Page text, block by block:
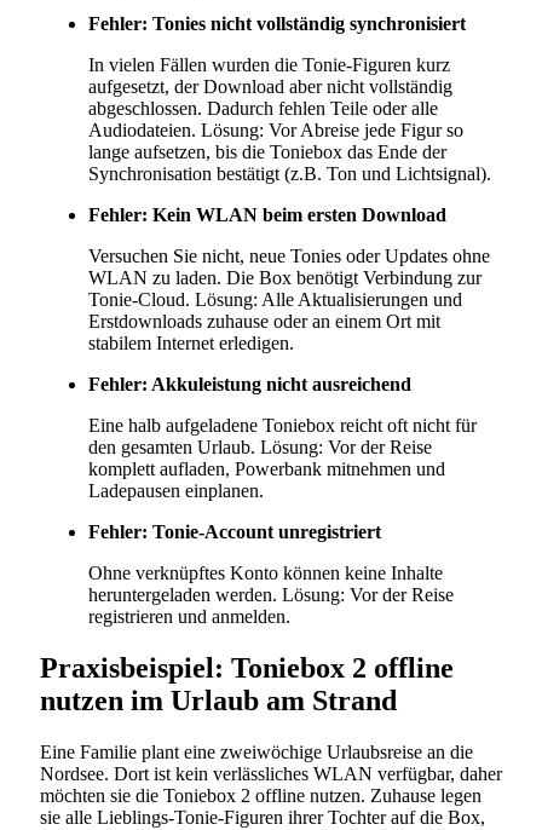
Fehler: Tonies nicht vollständig synchronisiert
In vielen Fällen wurden die Tonie-Figuren kurz
aufgesetzt, der Download aber nicht vollständig
abgeschlossen. Dadurch fehlen Teile oder alle
Audiodateien. Lösung: Vor Abreise jede Figur so
lange aufsetzen, bis die Toniebox das Ende der
Synchronisation bestätigt (z.B. Ton und Lichtsignal).
Fehler: Kein WLAN beim ersten Download
Versuchen Sie nicht, neue Tonies oder Updates ohne
WLAN zu laden. Die Box benötigt Verbindung zur
Tonie-Cloud. Lösung: Alle Aktualisierungen und
Erstdownloads zuhause oder an einem Ort mit
stabilem Internet erledigen.
Fehler: Akkuleistung nicht ausreichend
Eine halb aufgeladene Toniebox reicht oft nicht für
den gesamten Urlaub. Lösung: Vor der Reise
komplett aufladen, Powerbank mitnehmen und
Ladepausen einplanen.
Fehler: Tonie-Account unregistriert
Ohne verknüpftes Konto können keine Inhalte
heruntergeladen werden. Lösung: Vor der Reise
registrieren und anmelden.
Praxisbeispiel: Toniebox 2 offline
nutzen im Urlaub am Strand
Eine Familie plant eine zweiwöchige Urlaubsreise an die
Nordsee. Dort ist kein verlässliches WLAN verfügbar, daher
möchten sie die Toniebox 2 offline nutzen. Zuhause legen
sie alle Lieblings-Tonie-Figuren ihrer Tochter auf die Box,